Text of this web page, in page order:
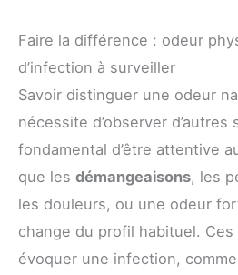
Faire la différence : odeur
d’infection à surveiller
Savoir distinguer une odeur
nécessite d’observer d’autres
fondamental d’être attentive
que les démangeaisons, les
les douleurs, ou une odeur
change du profil habituel.
évoquer une infection,